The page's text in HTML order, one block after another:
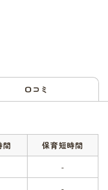
口コミ
間
保育短時間
-